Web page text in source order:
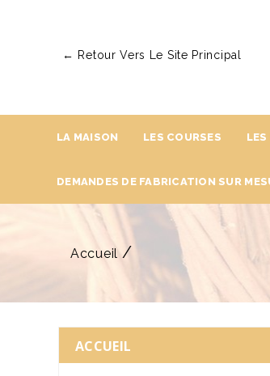
← Retour Vers Le Site Principal
LA MAISON LES COURSES LES
DEMANDES DE FABRICATION SUR
Accueil
ACCUEIL